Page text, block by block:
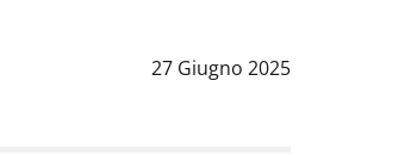
Data notizia:
27 Giugno 2025